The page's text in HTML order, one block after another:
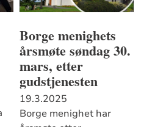
Borge menighets
årsmøte søndag 30.
mars, etter
gudstjenesten
19.3.2025
Borge menighet har